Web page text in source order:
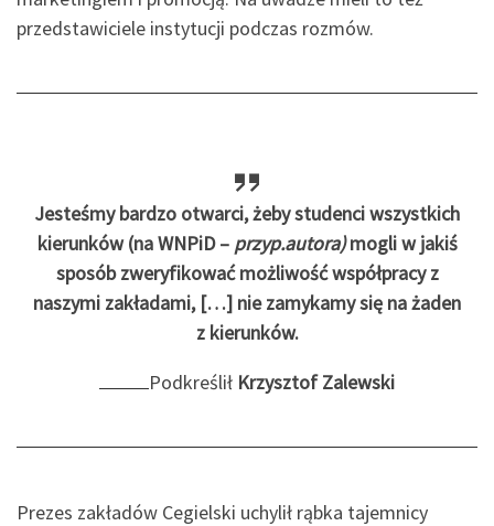
przedstawiciele instytucji podczas rozmów.
Jesteśmy bardzo otwarci, żeby studenci wszystkich
kierunków (na WNPiD – przyp.autora)mogli w jakiś
sposób zweryfikować możliwość współpracy z
naszymi zakładami, […] nie zamykamy się na żaden
z kierunków.
Podkreślił Krzysztof Zalewski
Prezes zakładów Cegielski uchylił rąbka tajemnicy